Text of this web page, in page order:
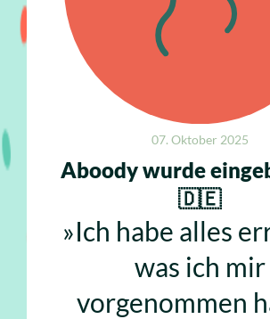
07. Oktober 2025
Aboody wurde
🇩🇪
»Ich habe alles
was ich mir
vorgenommen